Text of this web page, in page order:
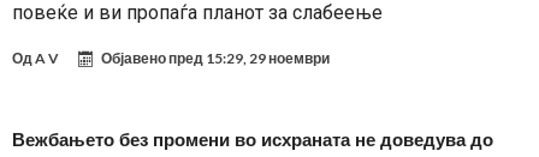
повеќе и ви пропаѓа планот за слабеење
ОдA V Објавено пред 15:29, 29 ноември
Вежбањето без промени во исхраната не доведува до